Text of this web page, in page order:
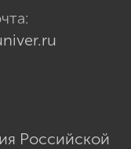
Российской